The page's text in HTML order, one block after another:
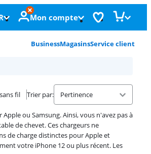
Mon compte
BusinessMagasinsService client
fil Trier par:
ou Samsung. Ainsi, vous n'avez pas à
de chevet. Ces chargeurs ne
de charge distinctes pour Apple et
votre iPhone 12 ou plus récent. Les